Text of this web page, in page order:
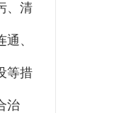
、清
、
等措
治